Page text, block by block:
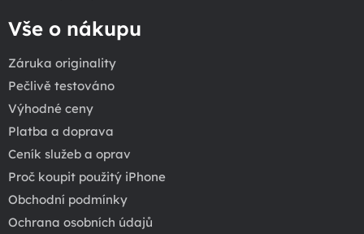
Vše o nákupu
Záruka originality
Pečlivě testováno
Výhodné ceny
Platba a doprava
Ceník služeb a oprav
Proč koupit použitý iPhone
Obchodní podmínky
Ochrana osobních údajů